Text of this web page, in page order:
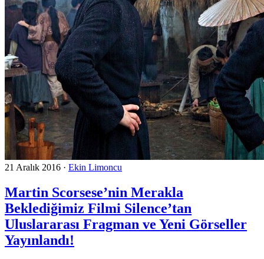
21 Aralık 2016 · Ekin Limoncu
Martin Scorsese’nin Merakla
Beklediğimiz Filmi Silence’tan
Uluslararası Fragman ve Yeni Görseller
Yayınlandı!